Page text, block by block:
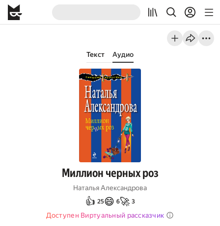
Текст Аудио
Миллион черных роз
Наталья Александрова
👍 25😄 6🚀 3
Доступен Виртуальный рассказчик